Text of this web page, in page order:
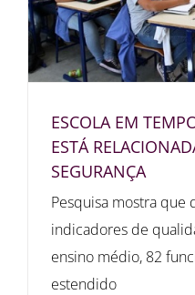
ESCOLA EM
ESTÁ
SEGURANÇA
Pesquisa mostra que
indicadores de
ensino médio, 82
estendido